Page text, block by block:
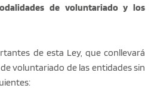
de voluntariado y los
de esta Ley, que conllevará
voluntariado de las entidades sin